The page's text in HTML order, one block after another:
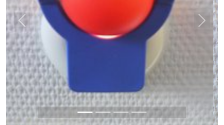
Previous Next